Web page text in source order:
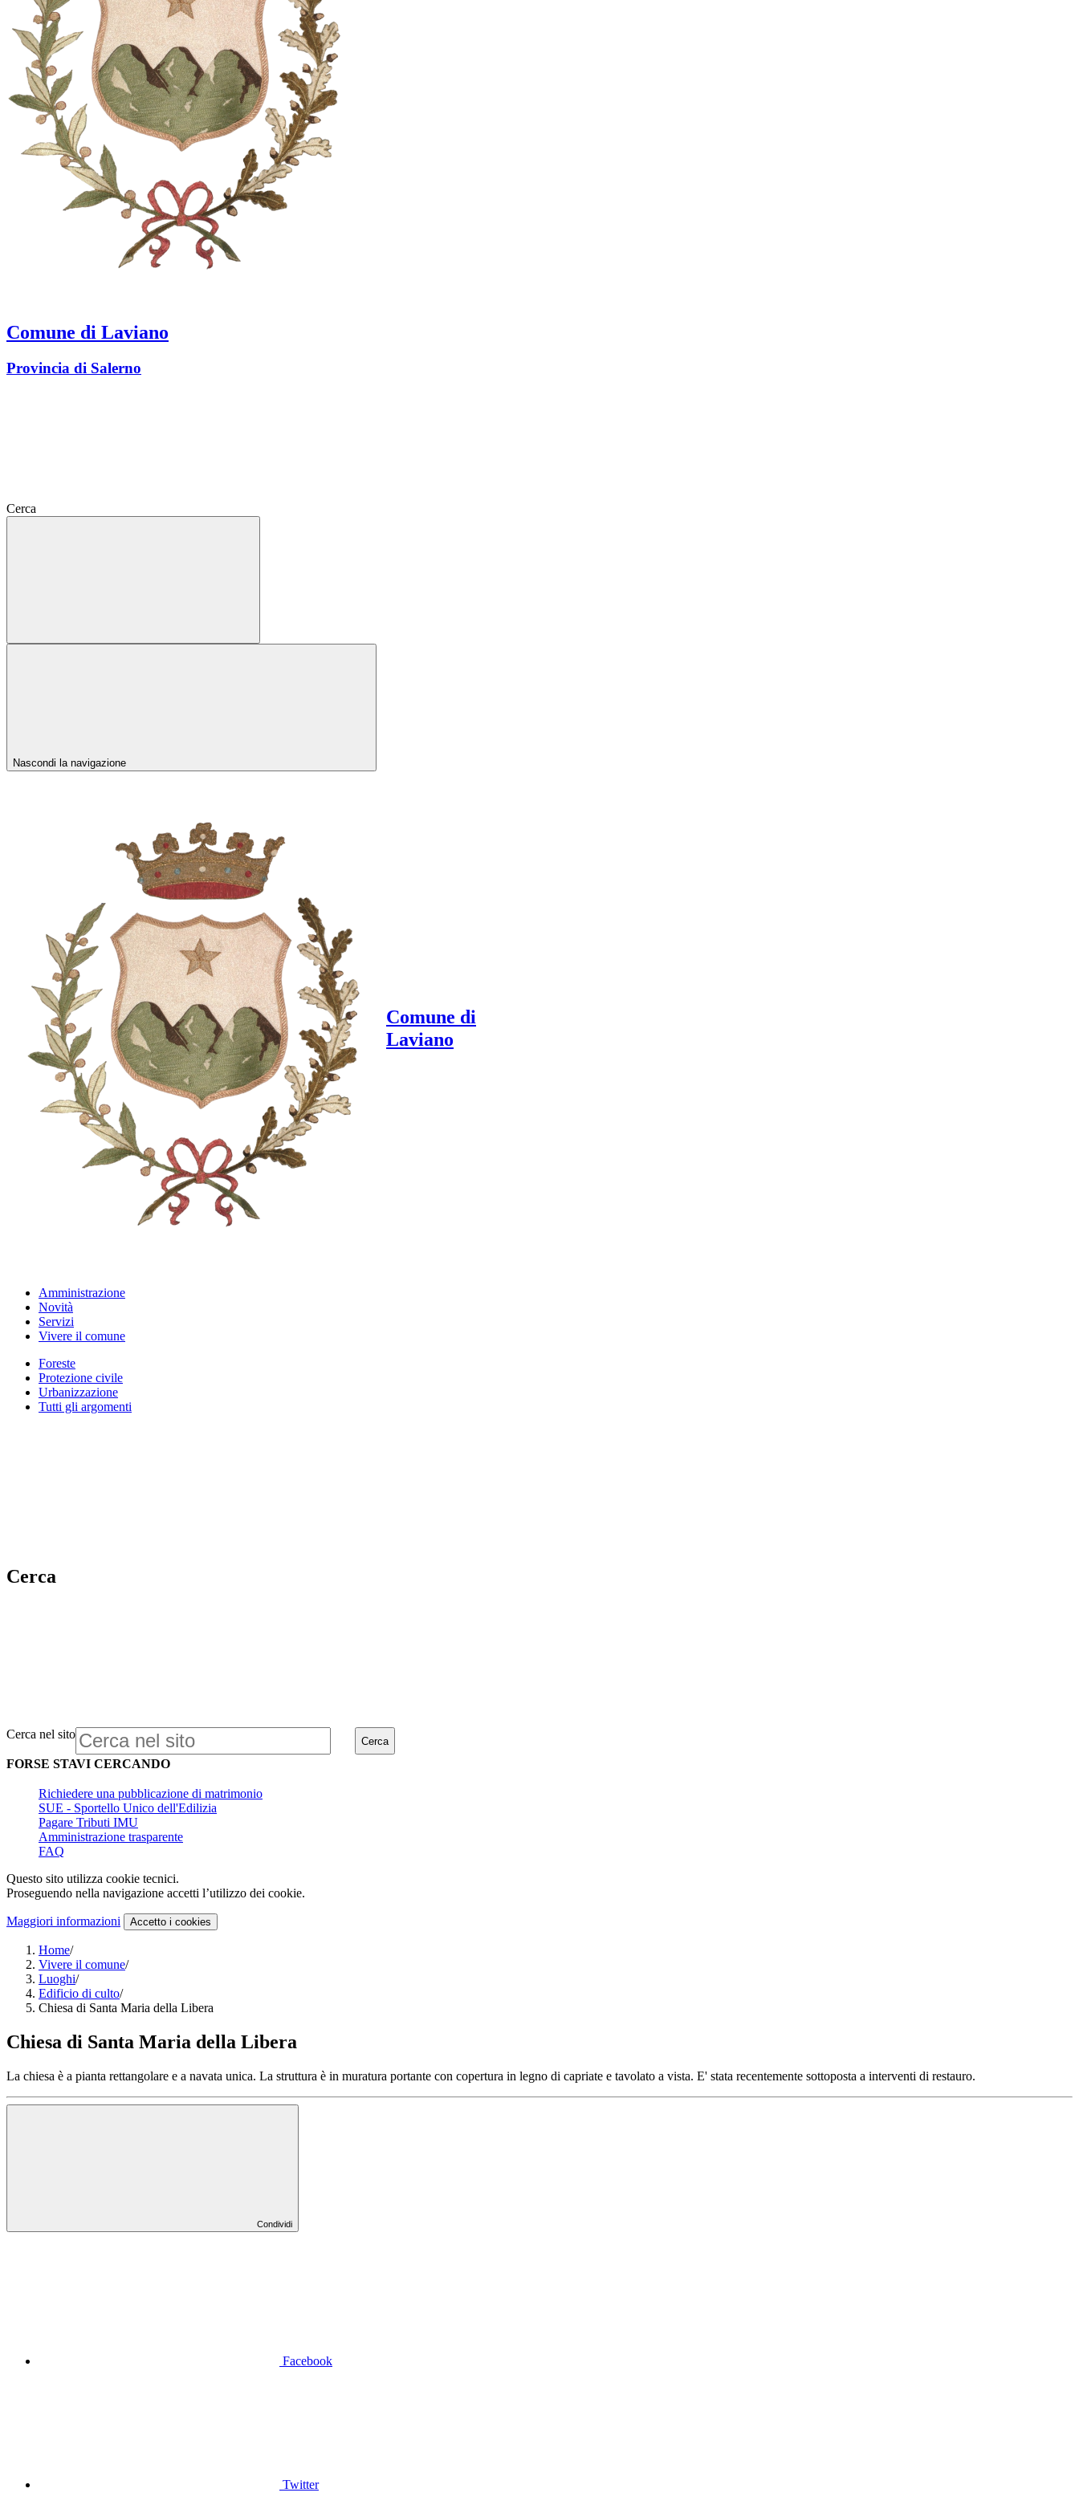
Comune di Laviano
Provincia di Salerno
Cerca
Nascondi la navigazione
Comune di
Laviano
Amministrazione
Novità
Servizi
Vivere il comune
Foreste
Protezione civile
Urbanizzazione
Tutti gli argomenti
Cerca
Cerca nel sito Cerca
FORSE STAVI CERCANDO
Richiedere una pubblicazione di matrimonio
SUE - Sportello Unico dell'Edilizia
Pagare Tributi IMU
Amministrazione trasparente
FAQ
Questo sito utilizza cookie tecnici.
Proseguendo nella navigazione accetti l’utilizzo dei cookie.
Maggiori informazioni Accetto i cookies
Home/
Vivere il comune/
Luoghi/
Edificio di culto/
Chiesa di Santa Maria della Libera
Chiesa di Santa Maria della Libera
La chiesa è a pianta rettangolare e a navata unica. La struttura è in muratura portante con copertura in legno di capriate e tavolato a vista. E' stata recentemente sottoposta a interventi di restauro.
Condividi
Facebook
Twitter